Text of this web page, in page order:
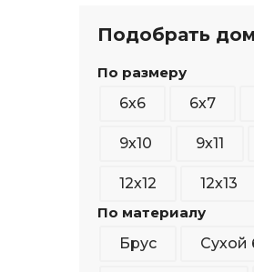
Подобрать
По размеру
6х6
6х7
9х10 9х11
12х12 12х13
По материалу
Брус
Сухой